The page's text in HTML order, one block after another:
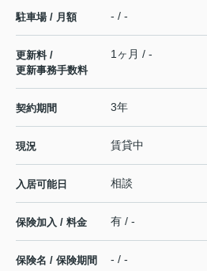
駐車場 / 月額 - / -
更新料 /
更新事務手数料
1ヶ月 / -
契約期間 3年
現況 賃貸中
入居可能日 相談
保険加入 / 料金 有 / -
保険名 / 保険期間 - / -